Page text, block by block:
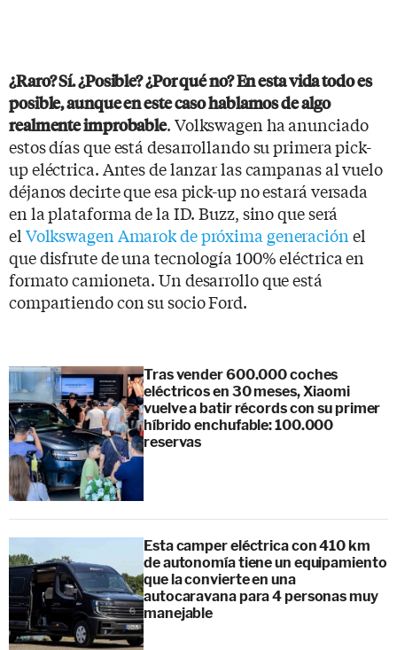
¿Raro? Sí. ¿Posible? ¿Por qué no? En esta vida todo es
posible, aunque en este caso hablamos de algo
realmente improbable. Volkswagen ha anunciado
estos días que está desarrollando su primera pick-
up eléctrica. Antes de lanzar las campanas al vuelo
déjanos decirte que esa pick-up no estará versada
en la plataforma de la ID. Buzz, sino que será
el Volkswagen Amarok de próxima generaciónel
que disfrute de una tecnología 100% eléctrica en
formato camioneta. Un desarrollo que está
compartiendo con su socio Ford.
Tras vender 600.000 coches
eléctricos en 30 meses, Xiaomi
vuelve a batir récords con su primer
híbrido enchufable: 100.000
reservas
Esta camper eléctrica con 410 km
de autonomía tiene un equipamiento
que la convierte en una
autocaravana para 4 personas muy
manejable